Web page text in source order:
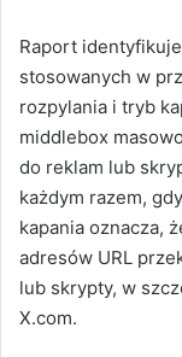
Raport
stosowanych w
rozpylania i tryb
middlebox
do reklam lub
każdym razem,
kapania oznacza,
adresów URL
lub skrypty, w
X.com.